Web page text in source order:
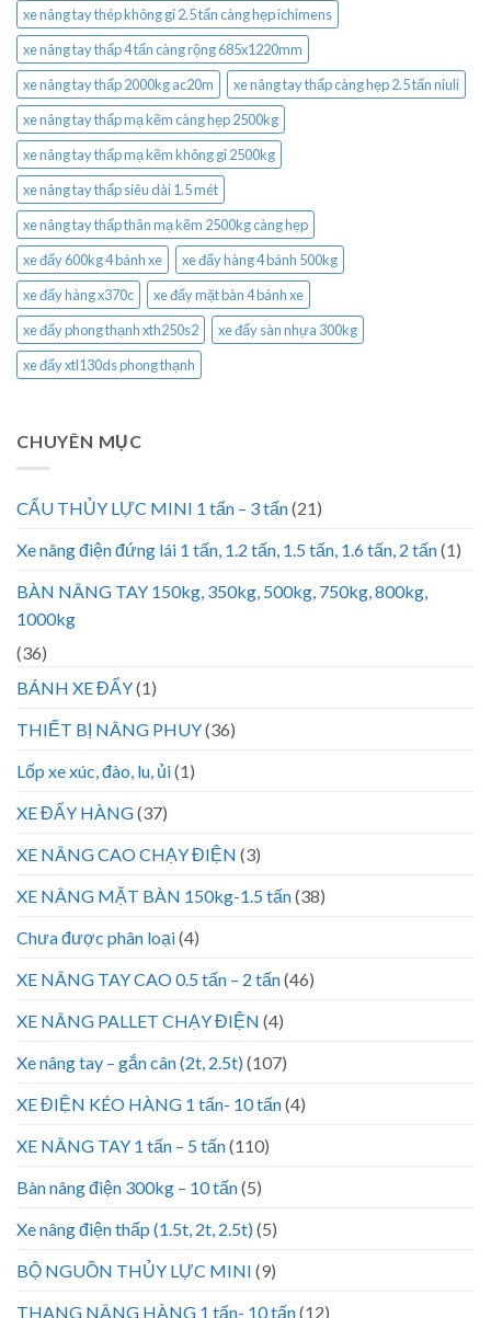
xe nâng tay thép không gỉ 2.5 tấn càng hẹp ichimens
xe nâng tay thấp 4 tấn càng rộng 685x1220mm
xe nâng tay thấp 2000kg ac20m
xe nâng tay thấp càng hẹp 2.5 tấn niuli
xe nâng tay thấp mạ kẽm càng hẹp 2500kg
xe nâng tay thấp mạ kẽm không gỉ 2500kg
xe nâng tay thấp siêu dài 1.5 mét
xe nâng tay thấp thân mạ kẽm 2500kg càng hẹp
xe đẩy 600kg 4 bánh xe
xe đẩy hàng 4 bánh 500kg
xe đẩy hàng x370c
xe đẩy mặt bàn 4 bánh xe
xe đẩy phong thạnh xth250s2
xe đẩy sàn nhựa 300kg
xe đẩy xtl130ds phong thạnh
CHUYÊN MỤC
CẨU THỦY LỰC MINI 1 tấn – 3 tấn(21)
Xe nâng điện đứng lái 1 tấn, 1.2 tấn, 1.5 tấn, 1.6 tấn, 2 tấn(1)
BÀN NÂNG TAY 150kg, 350kg, 500kg, 750kg, 800kg,
1000kg
(36)
BÁNH XE ĐẨY(1)
THIẾT BỊ NÂNG PHUY(36)
Lốp xe xúc, đào, lu, ủi(1)
XE ĐẨY HÀNG(37)
XE NÂNG CAO CHẠY ĐIỆN (3)
XE NÂNG MẶT BÀN 150kg-1.5 tấn(38)
Chưa được phân loại(4)
XE NÂNG TAY CAO 0.5 tấn – 2 tấn(46)
XE NÂNG PALLET CHẠY ĐIỆN (4)
Xe nâng tay – gắn cân (2t, 2.5t)(107)
XE ĐIỆN KÉO HÀNG 1 tấn- 10 tấn(4)
XE NÂNG TAY 1 tấn – 5 tấn(110)
Bàn nâng điện 300kg – 10 tấn(5)
Xe nâng điện thấp (1.5t, 2t, 2.5t)(5)
BỘ NGUỒN THỦY LỰC MINI (9)
THANG NÂNG HÀNG 1 tấn- 10 tấn(12)